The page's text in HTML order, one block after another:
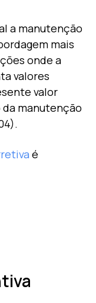
a manutenção
mais
onde a
valores
valor
manutenção
é